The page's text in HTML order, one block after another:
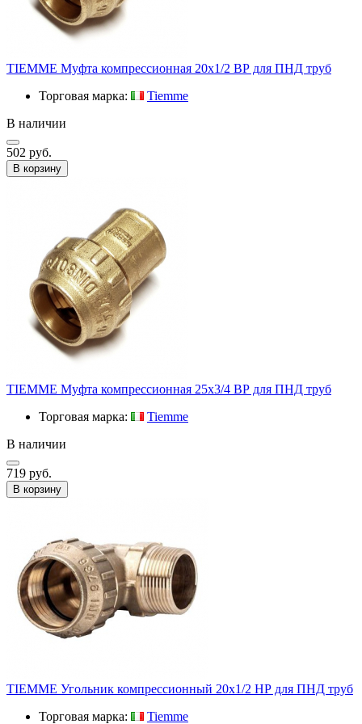
TIEMME Муфта компрессионная 20x1/2 ВР для ПНД труб
Торговая марка:
Tiemme
В наличии
502 руб.
В корзину
TIEMME Муфта компрессионная 25x3/4 ВР для ПНД труб
Торговая марка:
Tiemme
В наличии
719 руб.
В корзину
TIEMME Угольник компрессионный 20х1/2 НР для ПНД труб
Торговая марка:
Tiemme